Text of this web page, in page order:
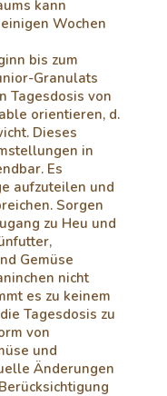
kann
Wochen
bis zum
Granulats
Tagesdosis von
orientieren, d.
Dieses
in
Es
aufzuteilen und
Sorgen
zu Heu und
Gemüse
nicht
es zu keinem
Tagesdosis zu
von
und
Änderungen